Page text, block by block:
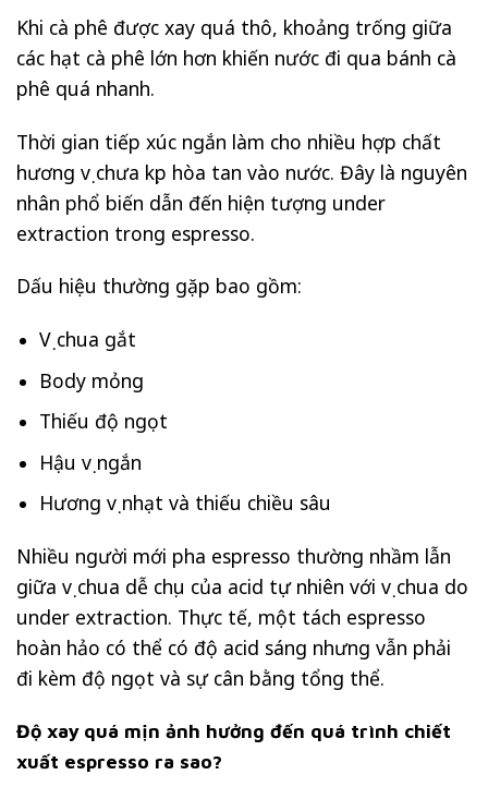
Khi cà phê được xay quá thô, khoảng trống giữa
các hạt cà phê lớn hơn khiến nước đi qua bánh cà
phê quá nhanh.
Thời gian tiếp xúc ngắn làm cho nhiều hợp chất
hương vị chưa kịp hòa tan vào nước. Đây là nguyên
nhân phổ biến dẫn đến hiện tượng under
extraction trong espresso.
Dấu hiệu thường gặp bao gồm:
Vị chua gắt
Body mỏng
Thiếu độ ngọt
Hậu vị ngắn
Hương vị nhạt và thiếu chiều sâu
Nhiều người mới pha espresso thường nhầm lẫn
giữa vị chua dễ chịu của acid tự nhiên với vị chua do
under extraction. Thực tế, một tách espresso
hoàn hảo có thể có độ acid sáng nhưng vẫn phải
đi kèm độ ngọt và sự cân bằng tổng thể.
Độ xay quá mịn ảnh hưởng đến quá trình chiết
xuất espresso ra sao?